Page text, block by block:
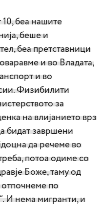
беа нашите
беше и
беа претставници
и во Владата,
и во
Физибилити
за
на влијанието врз
бидат завршени
да речеме во
потоа одиме со
Боже, таму од
по
И нема мигранти, и